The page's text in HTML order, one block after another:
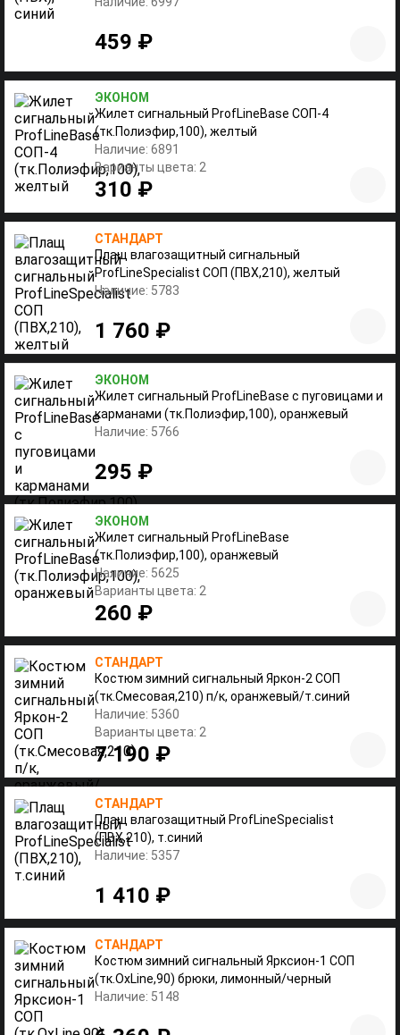
459 ₽
ЭКОНОМ
Жилет сигнальный ProfLineBase СОП-4
(тк.Полиэфир,100), желтый
Наличие: 6891
Варианты цвета: 2
310 ₽
СТАНДАРТ
Плащ влагозащитный сигнальный
ProfLineSpecialist СОП (ПВХ,210), желтый
Наличие: 5783
1 760 ₽
ЭКОНОМ
Жилет сигнальный ProfLineBase с пуговицами и
карманами (тк.Полиэфир,100), оранжевый
Наличие: 5766
295 ₽
ЭКОНОМ
Жилет сигнальный ProfLineBase
(тк.Полиэфир,100), оранжевый
Наличие: 5625
Варианты цвета: 2
260 ₽
СТАНДАРТ
Костюм зимний сигнальный Яркон-2 СОП
(тк.Смесовая,210) п/к, оранжевый/т.синий
Наличие: 5360
Варианты цвета: 2
7 190 ₽
СТАНДАРТ
Плащ влагозащитный ProfLineSpecialist
(ПВХ,210), т.синий
Наличие: 5357
1 410 ₽
СТАНДАРТ
Костюм зимний сигнальный Ярксион-1 СОП
(тк.OxLine,90) брюки, лимонный/черный
Наличие: 5148